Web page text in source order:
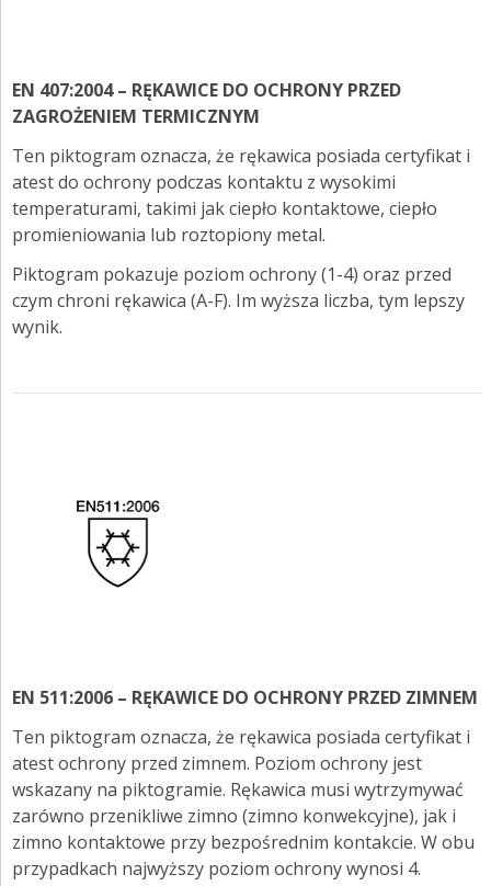
EN 407:2004 – RĘKAWICE DO OCHRONY PRZED
ZAGROŻENIEM TERMICZNYM
Ten piktogram oznacza, że rękawica posiada certyfikat i
atest do ochrony podczas kontaktu z wysokimi
temperaturami, takimi jak ciepło kontaktowe, ciepło
promieniowania lub roztopiony metal.
Piktogram pokazuje poziom ochrony (1-4) oraz przed
czym chroni rękawica (A-F). Im wyższa liczba, tym lepszy
wynik.
EN 511:2006 – RĘKAWICE DO OCHRONY PRZED ZIMNEM
Ten piktogram oznacza, że rękawica posiada certyfikat i
atest ochrony przed zimnem. Poziom ochrony jest
wskazany na piktogramie. Rękawica musi wytrzymywać
zarówno przenikliwe zimno (zimno konwekcyjne), jak i
zimno kontaktowe przy bezpośrednim kontakcie. W obu
przypadkach najwyższy poziom ochrony wynosi 4.